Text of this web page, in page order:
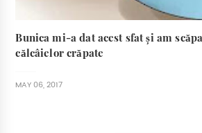
Bunica mi-a dat acest sfat și am
călcâielor crăpate
MAY 06, 2017